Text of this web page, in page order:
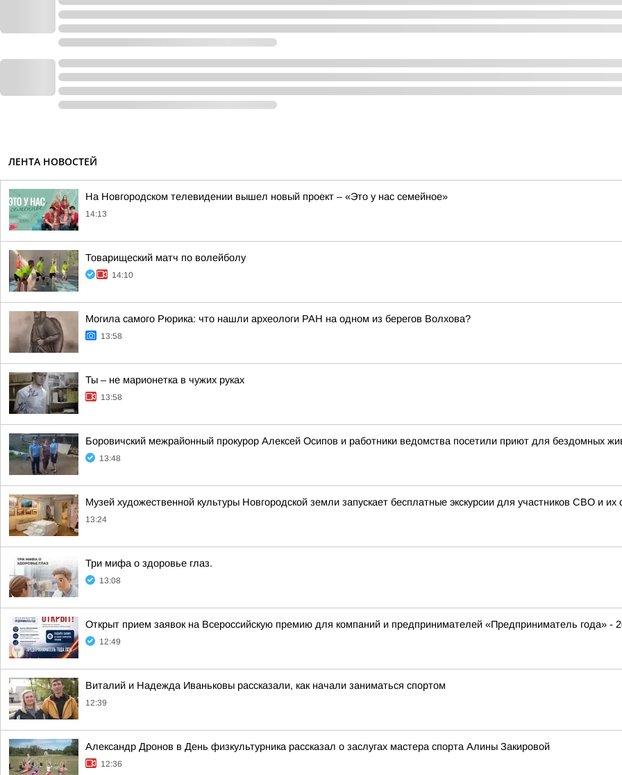
ЛЕНТА НОВОСТЕЙ
На Новгородском телевидении вышел новый проект – «Это у нас семейное»
14:13
Товарищеский матч по волейболу
14:10
Могила самого Рюрика: что нашли археологи РАН на одном из берегов Волхова?
13:58
Ты – не марионетка в чужих руках
13:58
Боровичский межрайонный прокурор Алексей Осипов и работники ведомства посетили приют для бездомных
13:48
Музей художественной культуры Новгородской земли запускает бесплатные экскурсии для участников СВО и их
13:24
Три мифа о здоровье глаз.
13:08
Открыт прием заявок на Всероссийскую премию для компаний и предпринимателей «Предприниматель года» -
12:49
Виталий и Надежда Иваньковы рассказали, как начали заниматься спортом
12:39
Александр Дронов в День физкультурника рассказал о заслугах мастера спорта Алины Закировой
12:36